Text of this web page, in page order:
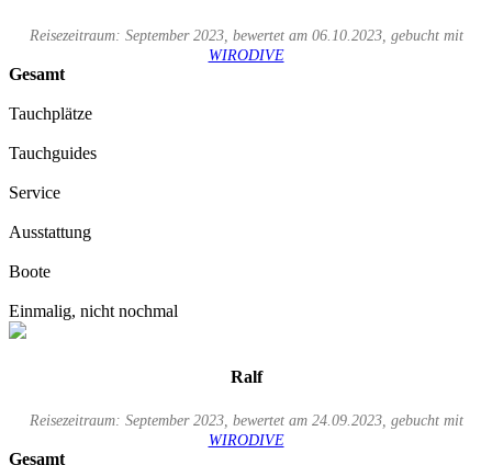
Reisezeitraum: September 2023, bewertet am 06.10.2023, gebucht mit
WIRODIVE
Gesamt
Tauchplätze
Tauchguides
Service
Ausstattung
Boote
Einmalig, nicht nochmal
Ralf
Reisezeitraum: September 2023, bewertet am 24.09.2023, gebucht mit
WIRODIVE
Gesamt